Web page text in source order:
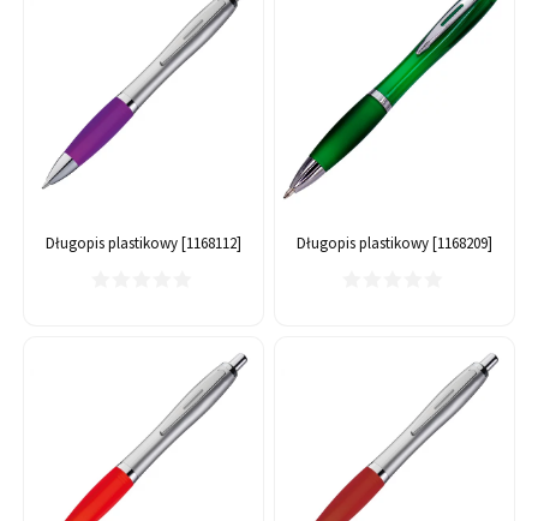
Długopis plastikowy [1168112] Długopis plastikowy [1168209]